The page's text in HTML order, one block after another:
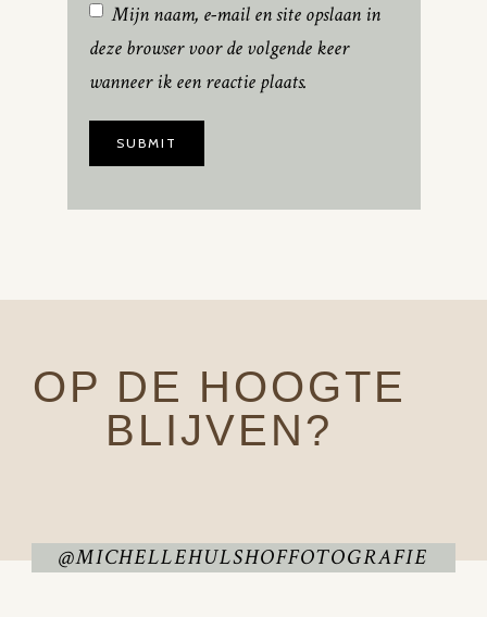
Mijn naam, e-mail en site opslaan in
deze browser voor de volgende keer
wanneer ik een reactie plaats.
OP DE HOOGTE
BLIJVEN?
@MICHELLEHULSHOFFOTOGRAFIE